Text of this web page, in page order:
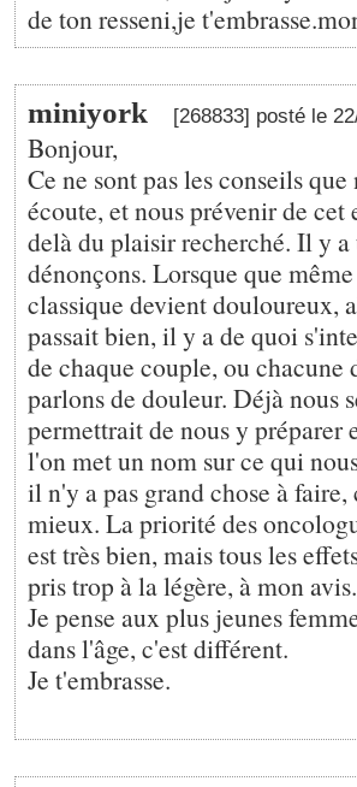
de ton resseni,je
miniyork [268833] posté le
Bonjour,
Ce ne sont pas les conseils
écoute, et nous prévenir de
delà du plaisir recherché. Il y
dénonçons. Lorsque que
classique devient douloureux,
passait bien, il y a de quoi
de chaque couple, ou
parlons de douleur. Déjà nous
permettrait de nous y
l'on met un nom sur ce qui
il n'y a pas grand chose à
mieux. La priorité des
est très bien, mais tous les
pris trop à la légère, à mon avis.
Je pense aux plus jeunes
dans l'âge, c'est différent.
Je t'embrasse.